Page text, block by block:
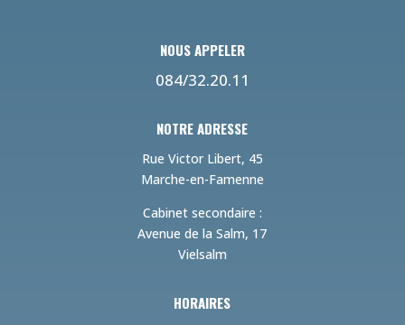
NOUS APPELER
084/32.20.11
NOTRE ADRESSE
Rue Victor Libert, 45
Marche-en-Famenne
Cabinet secondaire :
Avenue de la Salm, 17
Vielsalm
HORAIRES